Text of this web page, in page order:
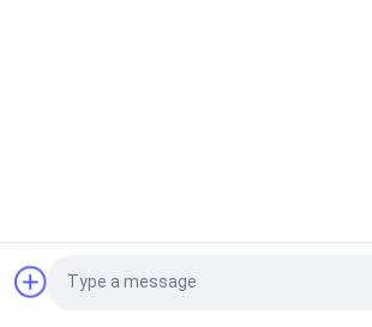
Profil En AluminiumDemandez un devis